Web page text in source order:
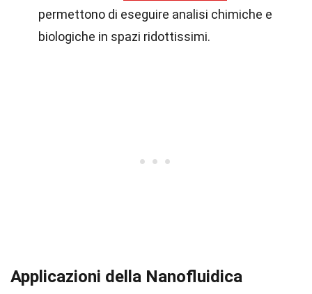
permettono di eseguire analisi chimiche e
biologiche in spazi ridottissimi.
Applicazioni della Nanofluidica